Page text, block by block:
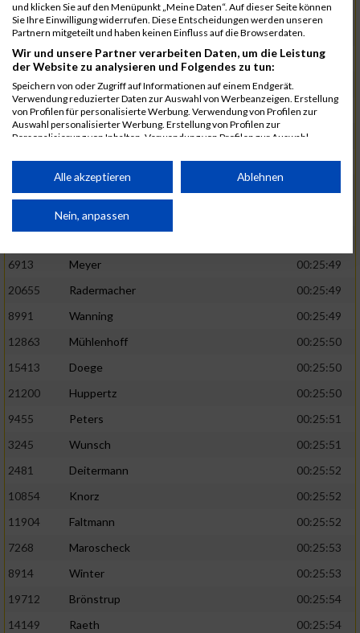
1582 Funken
00:25:42
12220
Cosma
00:25:43
9678
Exner
00:25:43
11817
Schmaul-Klaibee
6812
Koch
00:25:47
9610
Linß
00:25:47
706
Wehmeier
00:25:48
Küpper
Inhoff
6913
Meyer
00:25:49
20655
Radermacher
00:25:49
8991
Wanning
00:25:49
12863
Mühlenhoff
00:25:50
15413
Doege
00:25:50
21200
Huppertz
00:25:50
9455
Peters
00:25:51
3245
Wunsch
00:25:51
2481
Deitermann
00:25:52
10854
Knorz
00:25:52
11904
Faltmann
00:25:52
7268
Maroscheck
00:25:53
8914
Winter
00:25:53
19712
Brönstrup
00:25:54
14149
Raeth
00:25:54
und klicken Sie auf den Menüpunkt „Meine Daten“. Auf dieser Seite können
Sie Ihre Einwilligung widerrufen. Diese Entscheidungen werden unseren
Partnern mitgeteilt und haben keinen Einfluss auf die Browserdaten.
Wir und unsere Partner verarbeiten Daten, um die Leistung
der Website zu analysieren und Folgendes zu tun:
Speichern von oder Zugriff auf Informationen auf einem Endgerät.
Verwendung reduzierter Daten zur Auswahl von Werbeanzeigen. Erstellung
von Profilen für personalisierte Werbung. Verwendung von Profilen zur
Auswahl personalisierter Werbung. Erstellung von Profilen zur
Personalisierung von Inhalten. Verwendung von Profilen zur Auswahl
Performance von Inhalten. Analyse von Zielgruppen durch Statistiken oder
Kombinationen von Daten aus verschiedenen Quellen. Entwicklung und
von Inhalten.
Daten können außerhalb der Europäischen Union weitergegeben und in die
Website/App.
Partnerliste anzeigen (1 IAB-Anbieter)
Wir nutzen Ihre Daten für folgende Zwecke:
Speichern von oder Zugriff auf Informationen
auf einem Endgerät
von Werbeanzeigen
Werbung
personalisierter Werbung
von Inhalten
personalisierter Inhalte
Alle akzeptieren Ablehnen
Nein, anpassen